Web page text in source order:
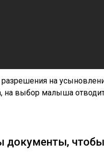
на
на выбор малыша
документы,